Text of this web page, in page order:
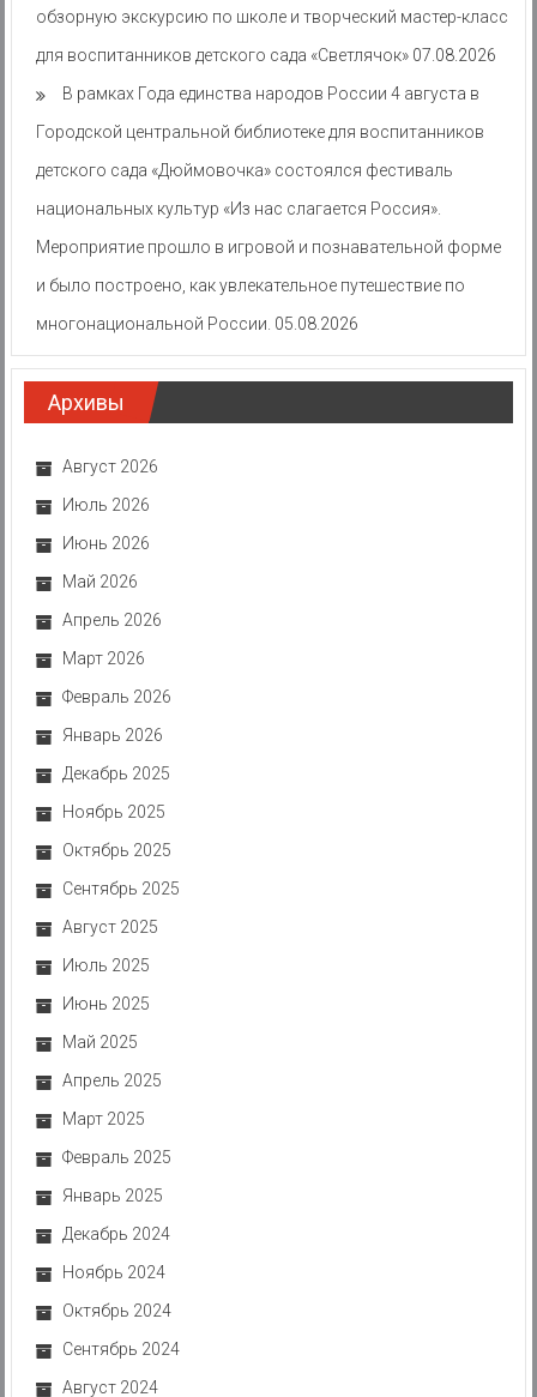
обзорную экскурсию по школе и творческий мастер-класс
для воспитанников детского сада «Светлячок» 07.08.2026
В рамках Года единства народов России 4 августа в
Городской центральной библиотеке для воспитанников
детского сада «Дюймовочка» состоялся фестиваль
национальных культур «Из нас слагается Россия».
Мероприятие прошло в игровой и познавательной форме
и было построено, как увлекательное путешествие по
многонациональной России. 05.08.2026
Архивы
Август 2026
Июль 2026
Июнь 2026
Май 2026
Апрель 2026
Март 2026
Февраль 2026
Январь 2026
Декабрь 2025
Ноябрь 2025
Октябрь 2025
Сентябрь 2025
Август 2025
Июль 2025
Июнь 2025
Май 2025
Апрель 2025
Март 2025
Февраль 2025
Январь 2025
Декабрь 2024
Ноябрь 2024
Октябрь 2024
Сентябрь 2024
Август 2024